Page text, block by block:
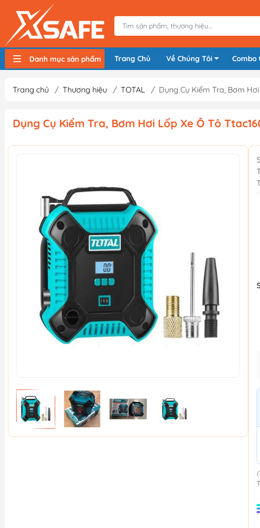
Danh mục sản phẩm Trang Chủ Về Chúng Tôi Combo
Trang chủ / Thương hiệu / TOTAL / Dụng Cụ Kiểm Tra, Bơm
Dụng Cụ Kiểm Tra, Bơm Hơi Lốp Xe Ô Tô